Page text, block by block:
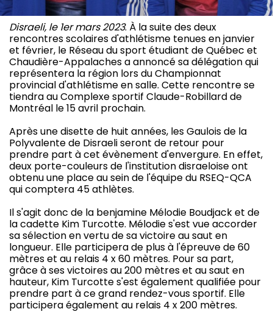
Disraeli, le 1er mars 2023. À la suite des deux
rencontres scolaires d'athlétisme tenues en janvier
et février, le Réseau du sport étudiant de Québec et
Chaudière-Appalaches a annoncé sa délégation qui
représentera la région lors du Championnat
provincial d'athlétisme en salle. Cette rencontre se
tiendra au Complexe sportif Claude-Robillard de
Montréal le 15 avril prochain.
Après une disette de huit années, les Gaulois de la
Polyvalente de Disraeli seront de retour pour
prendre part à cet évènement d'envergure. En effet,
deux porte-couleurs de l'institution disraeloise ont
obtenu une place au sein de l'équipe du RSEQ-QCA
qui comptera 45 athlètes.
Il s'agit donc de la benjamine Mélodie Boudjack et de
la cadette Kim Turcotte. Mélodie s'est vue accorder
sa sélection en vertu de sa victoire au saut en
longueur. Elle participera de plus à l'épreuve de 60
mètres et au relais 4 x 60 mètres. Pour sa part,
grâce à ses victoires au 200 mètres et au saut en
hauteur, Kim Turcotte s'est également qualifiée pour
prendre part à ce grand rendez-vous sportif. Elle
participera également au relais 4 x 200 mètres.